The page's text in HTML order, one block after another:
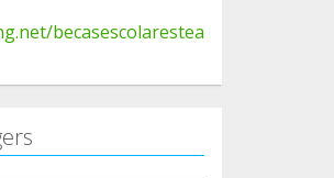
becasescolarestea